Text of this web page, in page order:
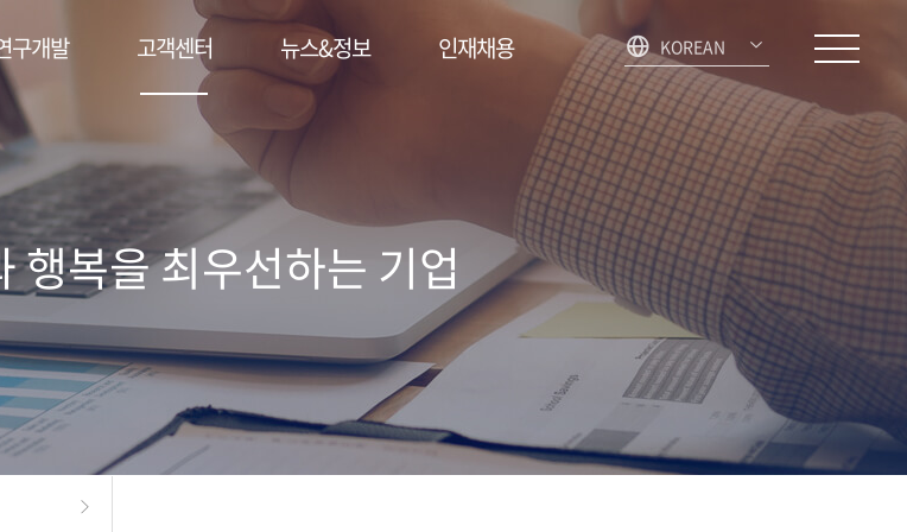
구개발 고객센터 뉴스&정보 인재채용 KOREAN
행복을 최우선하는 기업